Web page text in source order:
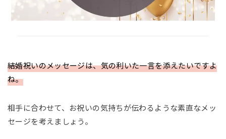
結婚祝いのメッセージは、気の利いた一言を添えたいですよ
ね。
相手に合わせて、お祝いの気持ちが伝わるような素直なメッ
セージを考えましょう。